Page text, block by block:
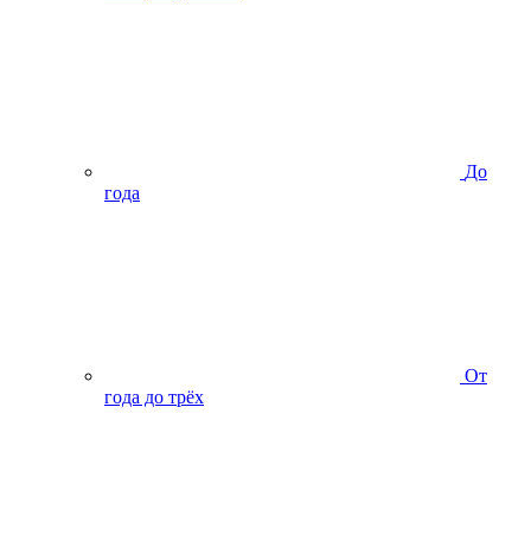
До
года
От
года до трёх